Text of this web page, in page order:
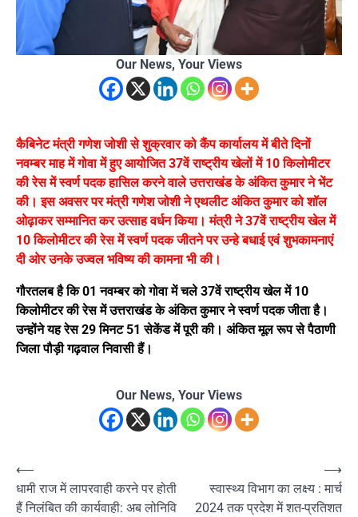
Our News, Your Views
कैबिनेट मंत्री गणेश जोशी से शुक्रवार को कैंप कार्यालय में बीते दिनों
नवम्बर माह में गोवा में हुए आयोजित 37वें राष्ट्रीय खेलों में 10 किलोमीटर
की रेस में स्वर्ण पदक हासिल करने वाले उत्तराखंड के अंकित कुमार ने भेंट
की। इस अवसर पर मंत्री गणेश जोशी ने एथलीट अंकित कुमार को शॉल
ओढ़ाकर सम्मानित कर उत्साह वर्धन किया। मंत्री ने 37वें राष्ट्रीय खेल में
10 किलोमीटर की रेस में स्वर्ण पदक जीतने पर उन्हे बधाई एवं शुभकामनाएं
दी ओर उनके उज्वल भविष्य की कामना भी की।
गौरतलब है कि 01 नवम्बर को गोवा में चले 37वें राष्ट्रीय खेल में 10
किलोमीटर की रेस में उत्तराखंड के अंकित कुमार ने स्वर्ण पदक जीता है।
उन्होंने यह रेस 29 मिनट 51 सेकेंड में पूरी की। अंकित मूल रूप से पैठाणी
जिला पौड़ी गढ़वाल निवासी हैं।
Our News, Your Views
Post
navigation
⟵
धामी राज में लापरवाही करने पर होती
हैं निलंबित की कार्यवाही: अब लोनिवि
स्वास्थ्य विभाग का लक्ष्य : मार्च
2024 तक प्रदेश में शत-प्रतिशत
⟶